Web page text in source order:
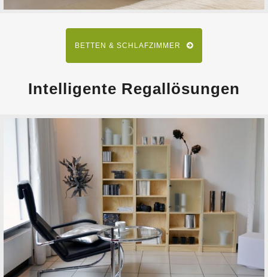
BETTEN & SCHLAFZIMMER
Intelligente Regallösungen